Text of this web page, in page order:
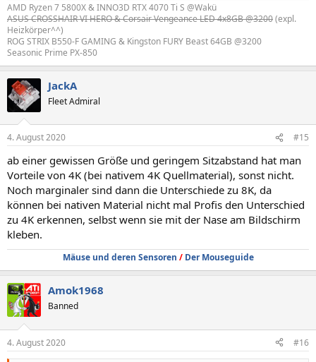
AMD Ryzen 7 5800X & INNO3D RTX 4070 Ti S @Wakü
ASUS CROSSHAIR VI HERO & Corsair Vengeance LED 4x8GB @3200(expl.
Heizkörper^^)
ROG STRIX B550-F GAMING & Kingston FURY Beast 64GB @3200
Seasonic Prime PX-850
JackA
Fleet Admiral
4. August 2020 #15
ab einer gewissen Größe und geringem Sitzabstand hat man
Vorteile von 4K (bei nativem 4K Quellmaterial), sonst nicht.
Noch marginaler sind dann die Unterschiede zu 8K, da
können bei nativen Material nicht mal Profis den Unterschied
zu 4K erkennen, selbst wenn sie mit der Nase am Bildschirm
kleben.
Mäuse und deren Sensoren / Der Mouseguide
Amok1968
Banned
4. August 2020 #16